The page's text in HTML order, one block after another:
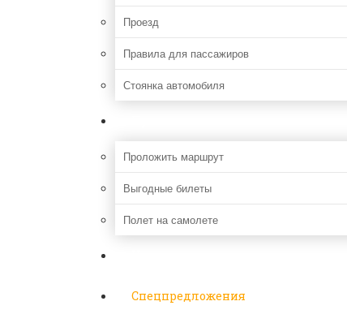
Проезд
Правила для пассажиров
Стоянка автомобиля
Проложить маршрут
Выгодные билеты
Полет на самолете
Спецпредложения